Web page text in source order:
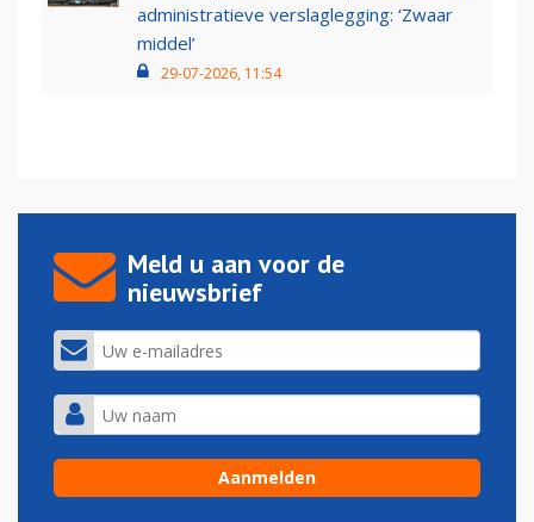
administratieve verslaglegging: ‘Zwaar
middel’
29-07-2026, 11:54
Meld u aan voor de
nieuwsbrief